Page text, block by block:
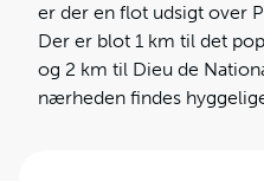
er der en flot udsigt over
Der er blot 1 km til det
og 2 km til Dieu de
nærheden findes